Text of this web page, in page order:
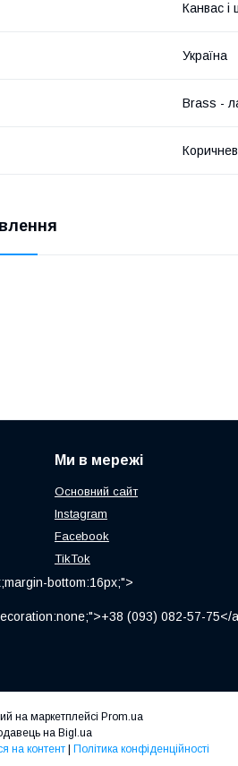
Канвас і
Україна
Brass -
Ми в мережі
Основний сайт
Instagram
Facebook
TikTok
bottom:16px;">
(093) 082-57-
на маркетплейсі Prom.ua
на Bigl.ua
на контент Політика конфіденційності